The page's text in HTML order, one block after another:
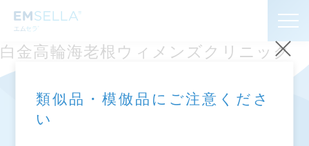
エムセラ
白金高輪海老根ウィメンズクリニック
類似品・模倣品にご注意くださ
い